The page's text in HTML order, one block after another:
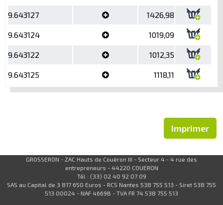
9.643127 1426,98
9.643124 1019,09
9.643122 1012,35
9.643125 1118,11
Imprimer
GROSSERON - ZAC Hauts de Couëron III - Secteur 4 - 4 rue des
entrepreneurs - 44220 COUERON
Tél : (33) 02 40 92 07 09
SAS au Capital de 3 817 650 Euros - RCS Nantes 538 755 513 - Siret 538 755
513 00024 - NAF 4669B - TVA FR 74 538 755 513